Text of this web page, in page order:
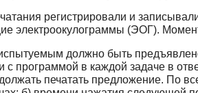
регистрировали и
электроокулограммы (ЭОГ).
должно быть
с программой в каждой задаче в
печатать предложение. По